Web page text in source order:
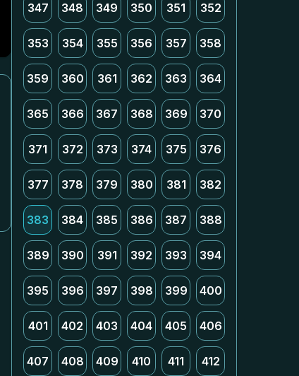
347 348 349 350 351 352
353 354 355 356 357 358
359 360 361 362 363 364
365 366 367 368 369 370
371 372 373 374 375 376
377 378 379 380 381 382
383 384 385 386 387 388
389 390 391 392 393 394
395 396 397 398 399 400
401 402 403 404 405 406
407 408 409 410 411 412